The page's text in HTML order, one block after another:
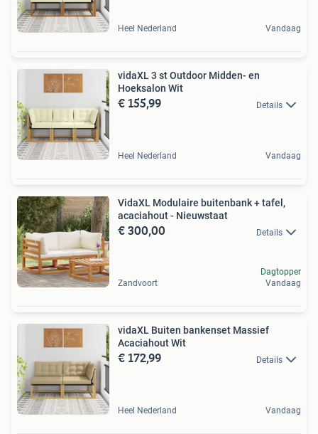
Heel Nederland Vandaag
vidaXL 3 st Outdoor Midden- en
Hoeksalon Wit
€ 155,99 Details
Heel Nederland Vandaag
VidaXL Modulaire buitenbank + tafel,
acaciahout - Nieuwstaat
€ 300,00 Details
Zandvoort
Dagtopper
Vandaag
vidaXL Buiten bankenset Massief
Acaciahout Wit
€ 172,99 Details
Heel Nederland Vandaag